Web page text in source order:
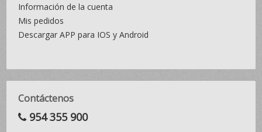
Información de la cuenta
Mis pedidos
Descargar APP para IOS y Android
Contáctenos
954 355 900